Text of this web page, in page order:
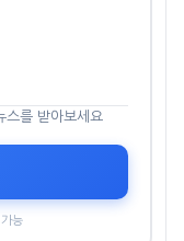
스를 받아보세요
능